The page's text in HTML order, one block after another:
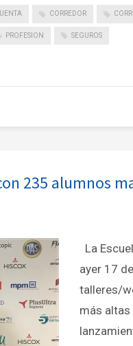
CORREDOR
PROFESION SEGUROS
235 alumnos
La
ayer 17
talleres/
más altas